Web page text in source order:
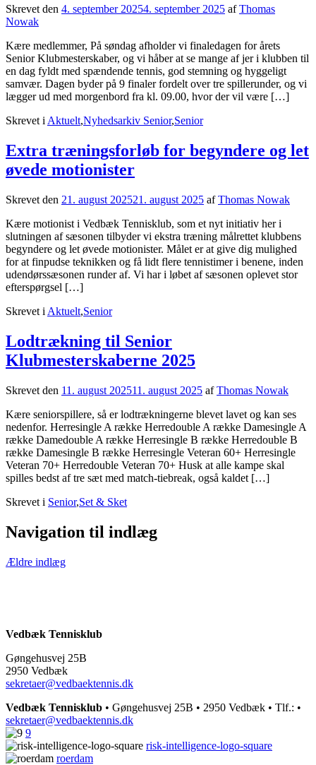
Skrevet den 4. september 20254. september 2025 afThomas
Nowak
Kære medlemmer, På søndag afholder vi finaledagen for årets
Senior Klubmesterskaber, og vi håber at se mange af jer i klubben til
en dag fyldt med spændende tennis, god stemning og hyggeligt
samvær. Dagen byder på 9 finaler fordelt over tre spillerunder, og vi
lægger ud med morgenbord fra kl. 09.00, hvor der vil være […]
Skrevet iAktuelt,Nyhedsarkiv Senior,Senior
Extra træningsforløb for begyndere og let
øvede motionister
Skrevet den 21. august 202521. august 2025 afThomas Nowak
Kære motionist i Vedbæk Tennisklub, som et nyt initiativ her i
slutningen af sæsonen tilbyder vi ekstra træning målrettet klubbens
begyndere og let øvede motionister. Målet er at give dig mulighed
for at finpudse teknikken og få lidt flere tennistimer i benene, inden
udendørssæsonen runder af. Vi har i løbet af sæsonen oplevet stor
efterspørgsel […]
Skrevet i Aktuelt,Senior
Lodtrækning til Senior
Klubmesterskaberne 2025
Skrevet den 11. august 202511. august 2025 afThomas Nowak
Kære seniorspillere, så er lodtrækningerne blevet lavet og kan ses
nedenfor. Herresingle A række Herredouble A række Damesingle A
række Damedouble A række Herresingle B række Herredouble B
række Damesingle B række Herresingle Veteran 60+ Herresingle
Veteran 70+ Herredouble Veteran 70+ Husk at alle kampe skal
spilles bedst af tre sæt med match-tiebreak, også kaldet […]
Skrevet i Senior,Set & Sket
Navigation til indlæg
Ældre indlæg
Vedbæk Tennisklub
Gøngehusvej 25B
2950 Vedbæk
sekretaer@vedbaektennis.dk
Vedbæk Tennisklub • Gøngehusvej 25B • 2950 Vedbæk • Tlf.: •
sekretaer@vedbaektennis.dk
9
risk-intelligence-logo-square
roerdam